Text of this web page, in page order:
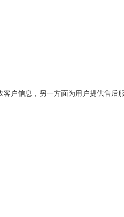
信息，另一方面为用户提供售后